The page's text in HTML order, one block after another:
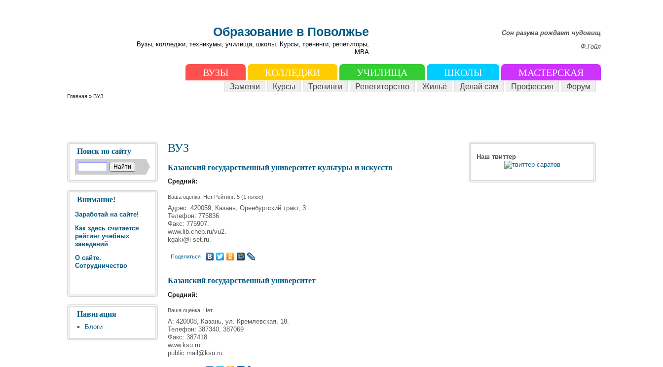
Сон разума рождает чудовищ
Ф.Гойя
Образование в Поволжье
Вузы, колледжи, техникумы, училища, школы. Курсы, тренинги, репетиторы,
МВА
ВУЗЫ КОЛЛЕДЖИ УЧИЛИЩА ШКОЛЫ МАСТЕРСКАЯ
Заметки Курсы Тренинги Репетиторство Жильё Делай сам Профессия Форум
Главная » ВУЗ
ВУЗ
Казанский государственный университет культуры и искусств
Средний:
Ваша оценка: Нет Рейтинг:5 (1 голос)
Адрес: 420059, Казань, Оренбургский тракт, 3.
Телефон: 775836
Факс: 775907.
www.lib.cheb.ru/vu2.
kgaki@i-set.ru.
Поделиться
Казанский государственный университет
Средний:
Ваша оценка: Нет
А: 420008, Казань, ул. Кремлевская, 18.
Телефон: 387340, 387069
Факс: 387418.
www.ksu.ru.
public.mail@ksu.ru.
Поиск по сайту
Внимание!
Заработай на сайте!
Как здесь считается
рейтинг учебных
заведений
О сайте.
Сотрудничество
Навигация
Блоги
Наш твиттер